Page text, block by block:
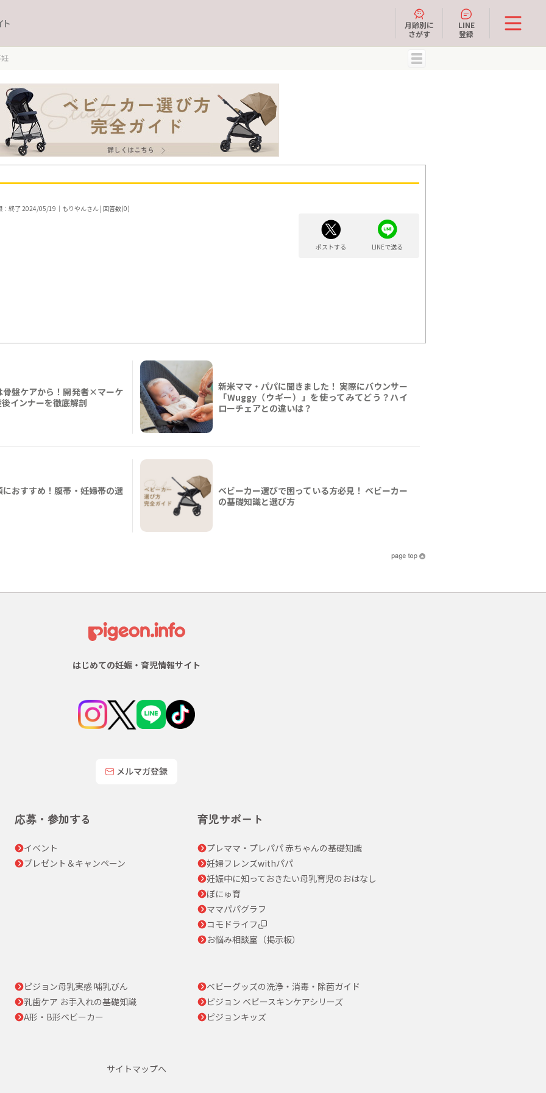
ト
月齢別に
さがす
LINE
登録
：終了 2024/05/19｜もりやんさん | 回答数(0)
ポストする LINEで送る
骨盤ケアから！開発者×マーケ
インナーを徹底解剖
新米ママ・パパに聞きました！ 実際にバウンサー
「Wuggy（ウギー）」を使ってみてどう？ハイ
ローチェアとの違いは？
おすすめ！腹帯・妊婦帯の選
ベビーカー選びで困っている方必見！ ベビーカー
の基礎知識と選び方
はじめての妊娠・育児情報サイト
メルマガ登録
応募・参加する
イベント
プレゼント＆キャンペーン
育児サポート
プレママ・プレパパ 赤ちゃんの基礎知識
妊婦フレンズwithパパ
妊娠中に知っておきたい母乳育児のおはなし
ぼにゅ育
ママパパグラフ
コモドライフ
お悩み相談室（掲示板）
ピジョン母乳実感 哺乳びん
ベビーグッズの洗浄・消毒・除菌ガイド
乳歯ケア お手入れの基礎知識
ピジョン ベビースキンケアシリーズ
A形・B形ベビーカー ピジョンキッズ
サイトマップへ